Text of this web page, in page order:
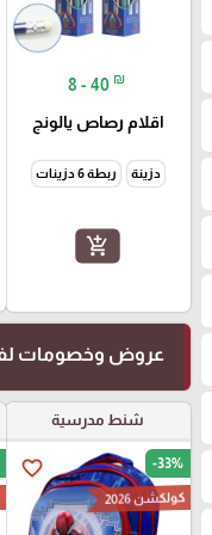
8 - 40 ₪
اقلام رصاص يالونج
دزينة ربطة 6 دزينات
add_shopping_cart
عروض وخصومات
شنط مدرسية
favorite_border -33%
كولكشن 2026